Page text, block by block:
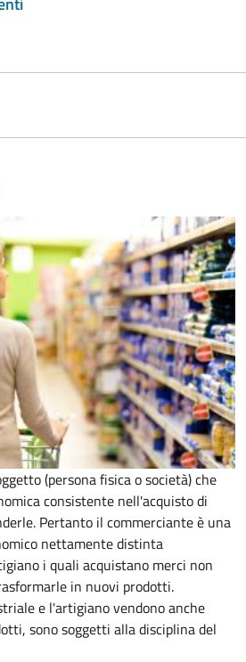
(persona fisica o società) che
consistente nell'acquisto di
Pertanto il commerciante è una
nettamente distinta
i quali acquistano merci non
in nuovi prodotti.
e l'artigiano vendono anche
sono soggetti alla disciplina del